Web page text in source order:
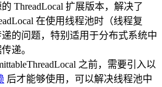
ThreadLocal 扩展版本，解决了
在使用线程池时（线程复
的问题，特别适用于分布式系统中
递。
之前，需要引入以
后才能够使用，可以解决线程池中